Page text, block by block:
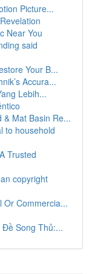
Picture...
Near You
said
Your B...
Accura...
Lebih...
& Mat Basin Re...
to household
Trusted
copyright
Or Commercia...
Song Thủ:...